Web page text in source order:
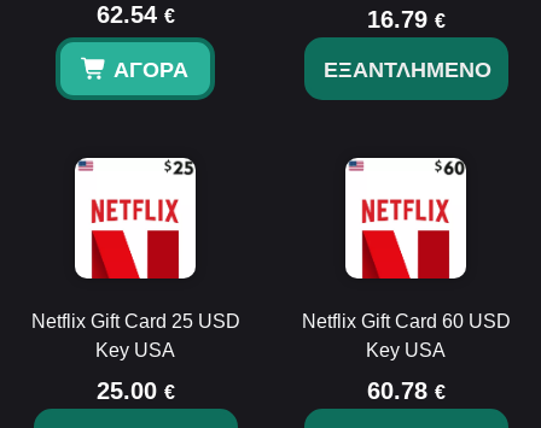
62.54 €
ΑΓΟΡΆ
16.79 €
ΕΞΑΝΤΛΗΜΈΝΟ
Netflix Gift Card 25 USD
Key USA
25.00 €
Netflix Gift Card 60 USD
Key USA
60.78 €